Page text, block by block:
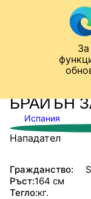
Към
Лига на
СТАТИСТИКИ
БРАЙЪН
Испания
Нападател
Гражданство:
Ръст:164 см
Тегло:кг.